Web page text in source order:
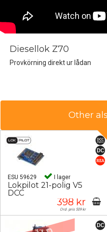
Diesellok Z70
Provkörning direkt ur lådan
Other
ESU 59629 I lager
Lokpilot 21-polig V5
DCC
398 kr
Ord. pris 509 kr